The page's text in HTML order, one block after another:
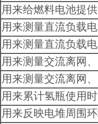
用来给燃料电池提
用来测量直流负载
用来测量直流负载
用来测量交流离网
用来测量交流离网
用来累计氢瓶使用
用来反映电堆周围